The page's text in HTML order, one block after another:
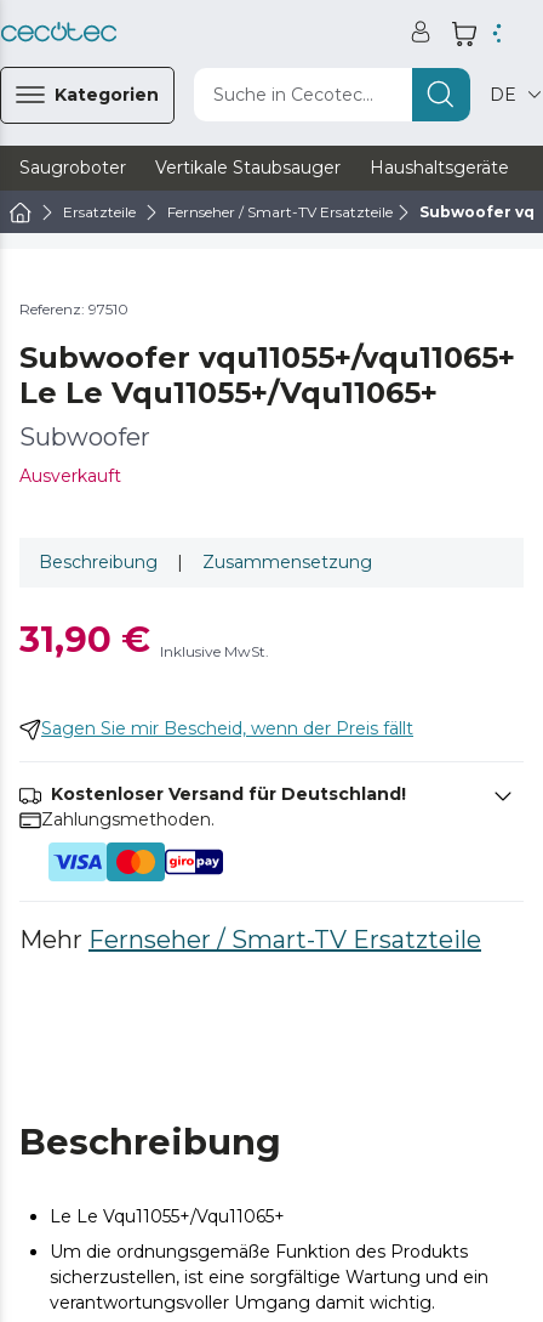
Kategorien Suche in Cecotec... DE
Saugroboter Vertikale Staubsauger Haushaltsgeräte
Ersatzteile Fernseher / Smart-TV Ersatzteile Subwoofer
Referenz: 97510
Subwoofer vqu11055+/vqu11065+
Le Le Vqu11055+/Vqu11065+
Subwoofer
Ausverkauft
Beschreibung | Zusammensetzung
31,90 € Inklusive MwSt.
Sagen Sie mir Bescheid, wenn der Preis fällt
Kostenloser Versand für Deutschland!
Zahlungsmethoden.
Mehr Fernseher / Smart-TV Ersatzteile
Beschreibung
Le Le Vqu11055+/Vqu11065+
Um die ordnungsgemäße Funktion des Produkts
sicherzustellen, ist eine sorgfältige Wartung und ein
verantwortungsvoller Umgang damit wichtig.